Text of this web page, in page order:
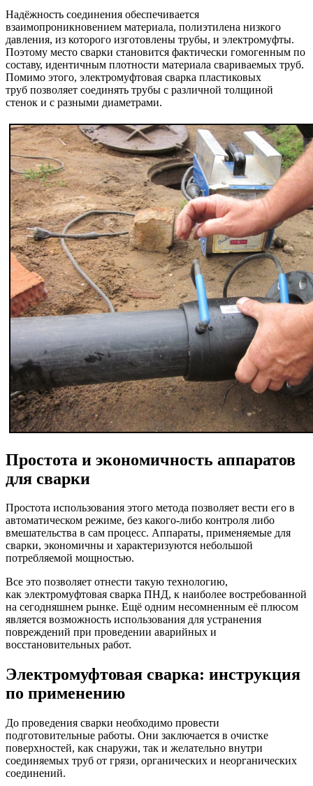
Надёжность соединения обеспечивается
взаимопроникновением материала, полиэтилена низкого
давления, из которого изготовлены трубы, и электромуфты.
Поэтому место сварки становится фактически гомогенным по
составу, идентичным плотности материала свариваемых труб.
Помимо этого, электромуфтовая сварка пластиковых
труб позволяет соединять трубы с различной толщиной
стенок и с разными диаметрами.
Простота и экономичность аппаратов
для сварки
Простота использования этого метода позволяет вести его в
автоматическом режиме, без какого-либо контроля либо
вмешательства в сам процесс. Аппараты, применяемые для
сварки, экономичны и характеризуются небольшой
потребляемой мощностью.
Все это позволяет отнести такую технологию,
как электромуфтовая сварка ПНД, к наиболее востребованной
на сегодняшнем рынке. Ещё одним несомненным её плюсом
является возможность использования для устранения
повреждений при проведении аварийных и
восстановительных работ.
Электромуфтовая сварка: инструкция
по применению
До проведения сварки необходимо провести
подготовительные работы. Они заключается в очистке
поверхностей, как снаружи, так и желательно внутри
соединяемых труб от грязи, органических и неорганических
соединений.